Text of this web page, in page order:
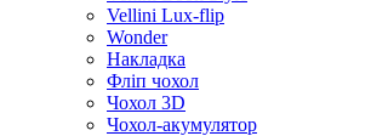
Vellini Lux-flip
Wonder
Накладка
Фліп чохол
Чохол 3D
Чохол-акумулятор